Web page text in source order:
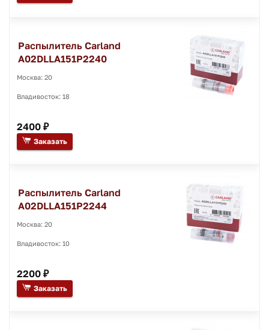
Распылитель Carland
A02DLLA151P2240
Москва: 20
Владивосток: 18
2400 ₽
Заказать
Распылитель Carland
A02DLLA151P2244
Москва: 20
Владивосток: 10
2200 ₽
Заказать